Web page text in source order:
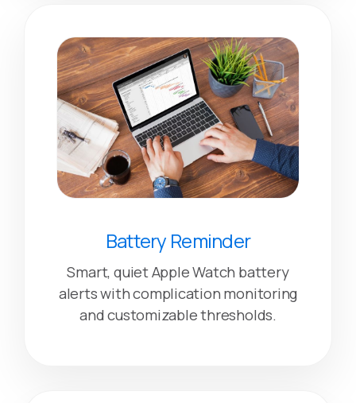
Battery Reminder
Smart, quiet Apple Watch battery
alerts with complication monitoring
and customizable thresholds.